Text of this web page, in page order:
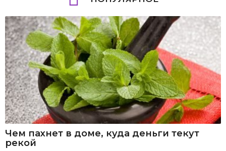
Чем пахнет в доме, куда деньги текут
рекой